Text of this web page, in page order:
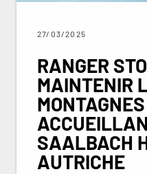
27/03/2025
RANGER
MAINTENIR
MONTAGNES
SAALBACH
AUTRICHE